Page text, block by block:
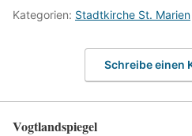
Kategorien: Stadtkirche St. Marien
Schreibe einen
Vogtlandspiegel